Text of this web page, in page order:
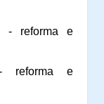
- reforma e
reforma e